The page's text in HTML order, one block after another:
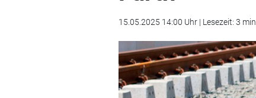
15.05.2025 14:00 Uhr | Lesezeit: 3 min